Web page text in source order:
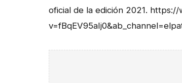
oficial de la edición 2021.